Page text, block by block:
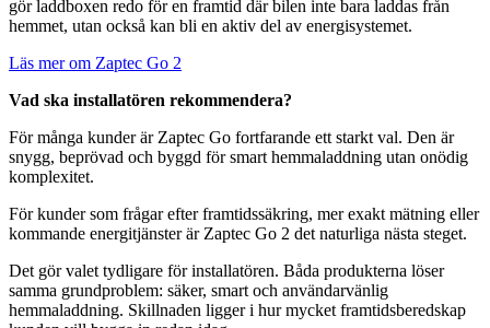
gör laddboxen redo för en framtid där bilen inte bara laddas från
hemmet, utan också kan bli en aktiv del av energisystemet.
Läs mer om Zaptec Go 2
Vad ska installatören rekommendera?
För många kunder är Zaptec Go fortfarande ett starkt val. Den är
snygg, beprövad och byggd för smart hemmaladdning utan onödig
komplexitet.
För kunder som frågar efter framtidssäkring, mer exakt mätning eller
kommande energitjänster är Zaptec Go 2 det naturliga nästa steget.
Det gör valet tydligare för installatören. Båda produkterna löser
samma grundproblem: säker, smart och användarvänlig
hemmaladdning. Skillnaden ligger i hur mycket framtidsberedskap